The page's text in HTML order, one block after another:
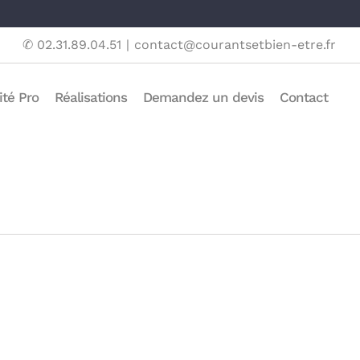
✆ 02.31.89.04.51 | contact@courantsetbien-etre.fr
Pro Réalisations Demandez un devis Contact